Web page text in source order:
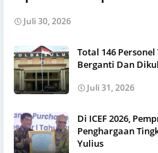
Juli 30, 2026
Total 146
Berganti Dan
Juli 31, 2026
Di ICEF 2026,
Penghargaan
Yulius